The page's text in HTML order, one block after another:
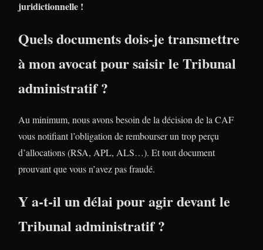
juridictionnelle !
Quels documents dois-je transmettre
à mon avocat pour saisir le Tribunal
administratif ?
Au minimum, nous avons besoin de la décision de la CAF
vous notifiant l’obligation de rembourser un trop perçu
d’allocations (RSA, APL, ALS…). Et tout document
prouvant que vous n’avez pas fraudé.
Y a-t-il un délai pour agir devant le
Tribunal administratif ?